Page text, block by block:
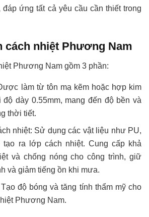
đáp ứng tất cả yêu cầu cần thiết trong
cách nhiệt Phương Nam
Phương Nam gồm 3 phần:
làm từ tôn mạ kẽm hoặc hợp kim
độ dày 0.55mm, mang đến độ bền và
thời tiết.
nhiệt: Sử dụng các vật liệu như PU,
tạo ra lớp cách nhiệt. Cung cấp khả
và chống nóng cho công trình, giữ
và giảm tiếng ồn khi mưa.
độ bóng và tăng tính thẩm mỹ cho
Phương Nam.